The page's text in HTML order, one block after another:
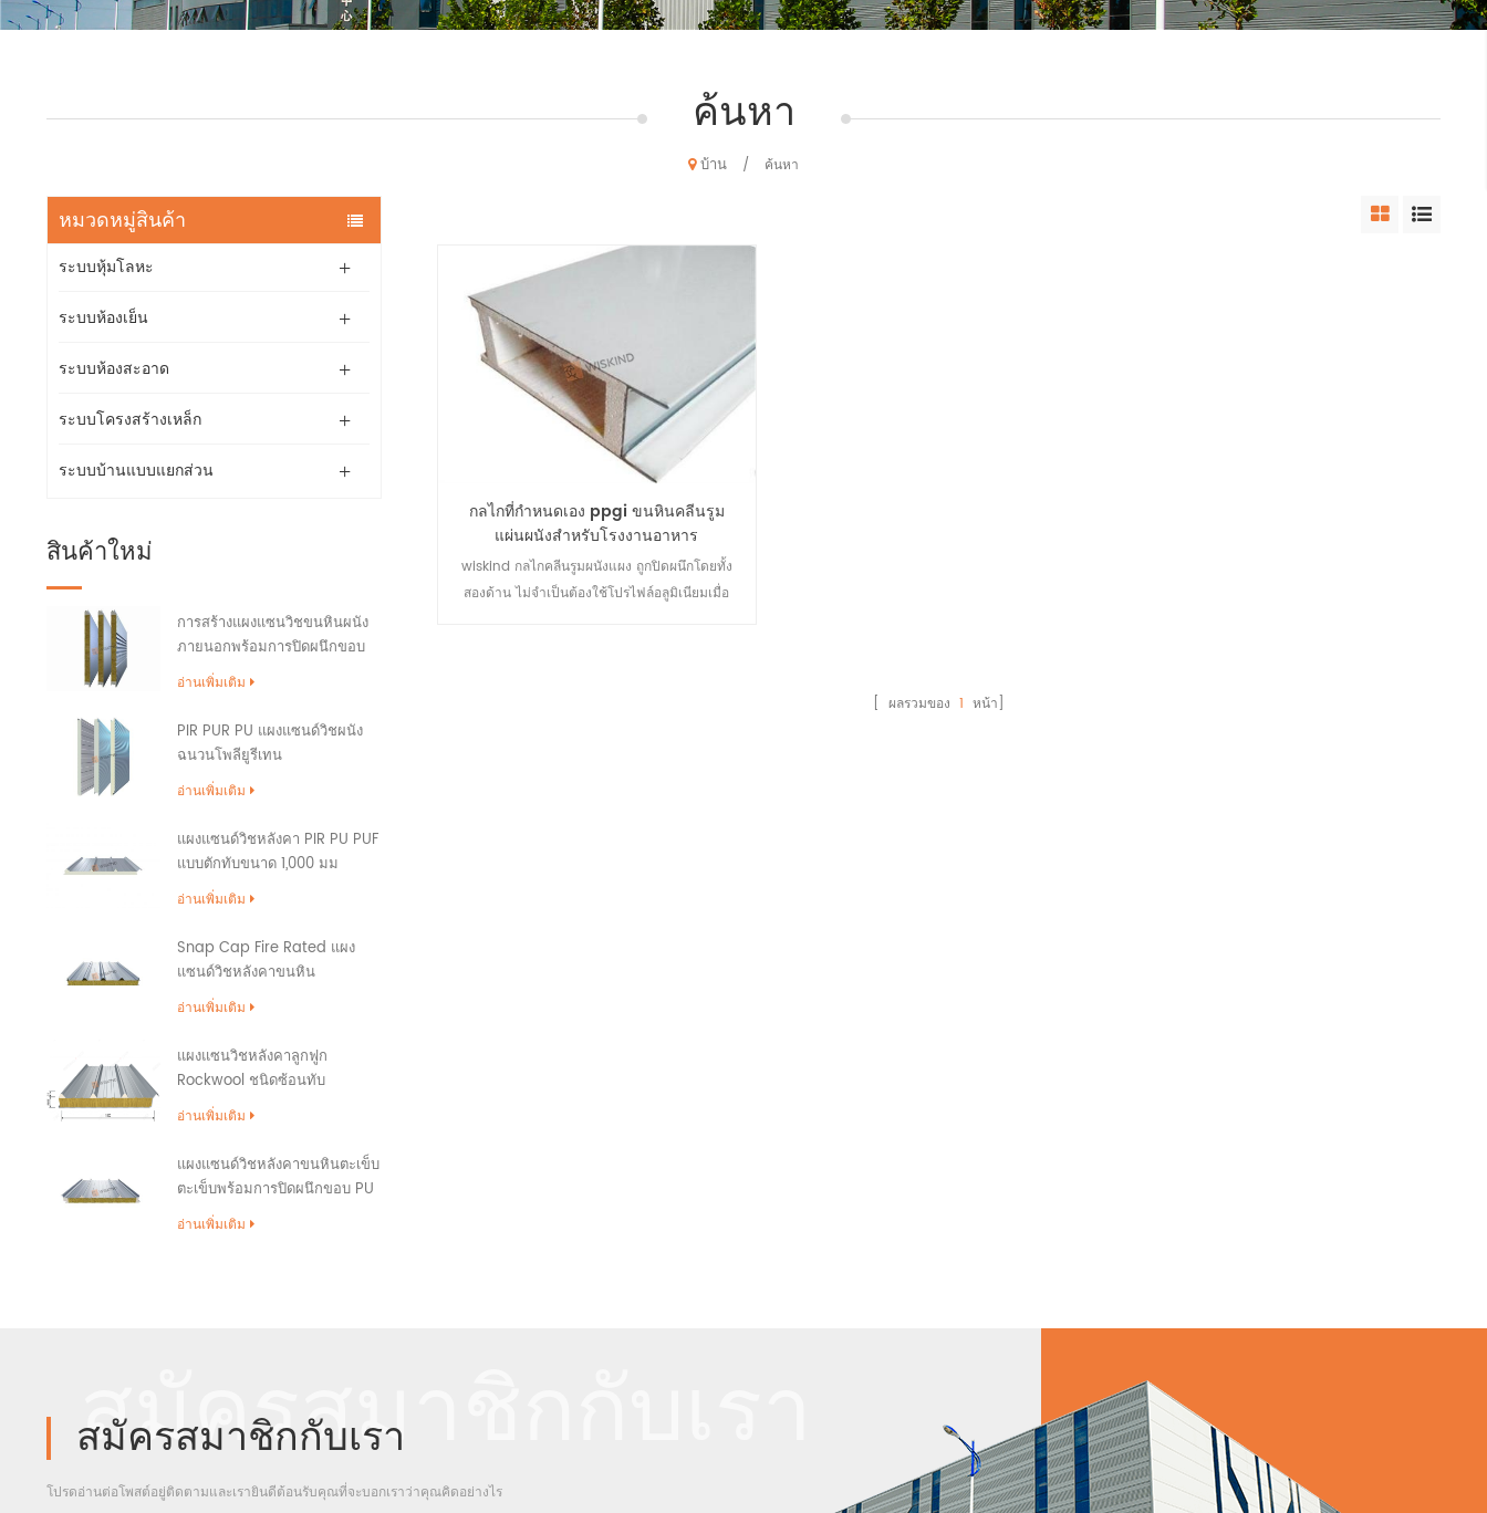
ค้นหา
บ้าน / ค้นหา
หมวดหมู่สินค้า
ระบบหุ้มโลหะ
ระบบห้องเย็น
ระบบห้องสะอาด
ระบบโครงสร้างเหล็ก
ระบบบ้านแบบแยกส่วน
สินค้าใหม่
การสร้างแผงแซนวิชขนหินผนัง
ภายนอกพร้อมการปิดผนึกขอบ
PU
อ่านเพิ่มเติม
PIR PUR PU แผงแซนด์วิชผนัง
ฉนวนโพลียูรีเทน
อ่านเพิ่มเติม
แผงแซนด์วิชหลังคา PIR PU PUF
แบบตักทับขนาด 1,000 มม
อ่านเพิ่มเติม
Snap Cap Fire Rated แผง
แซนด์วิชหลังคาขนหิน
อ่านเพิ่มเติม
แผงแซนวิชหลังคาลูกฟูก
Rockwool ชนิดซ้อนทับ
อ่านเพิ่มเติม
แผงแซนด์วิชหลังคาขนหินตะเข็บ
ตะเข็บพร้อมการปิดผนึกขอบ PU
อ่านเพิ่มเติม
กลไกที่กำหนดเอง ppgi ขนหินคลีนรูม
แผ่นผนังสำหรับโรงงานอาหาร
wiskind กลไกคลีนรูมผนังแผง ถูกปิดผนึกโดยทั้ง
สองด้าน ไม่จำเป็นต้องใช้โปรไฟล์อลูมิเนียมเมื่อ
[ ผลรวมของ 1 หน้า]
สมัครสมาชิกกับเรา
สมัครสมาชิกกับเรา
โปรดอ่านต่อโพสต์อยู่ติดตามและเรายินดีต้อนรับคุณที่จะบอกเราว่าคุณคิดอย่างไร